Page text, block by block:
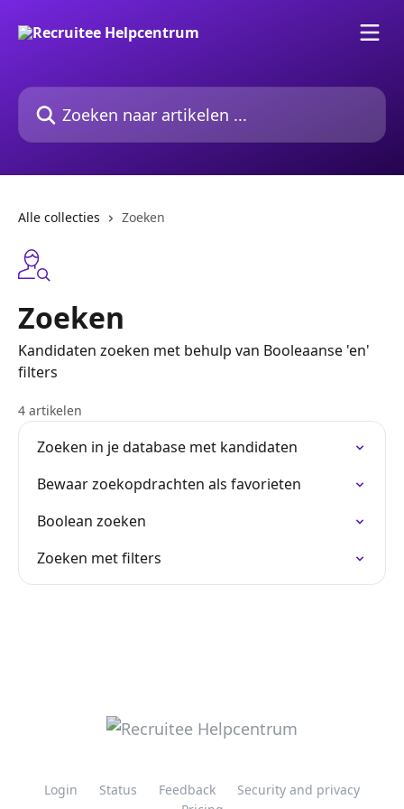
Zoeken naar artikelen ...
Alle collecties Zoeken
Zoeken
Kandidaten zoeken met behulp van Booleaanse 'en'
filters
4 artikelen
Zoeken in je database met kandidaten
Bewaar zoekopdrachten als favorieten
Boolean zoeken
Zoeken met filters
Login Status Feedback
Security and privacy